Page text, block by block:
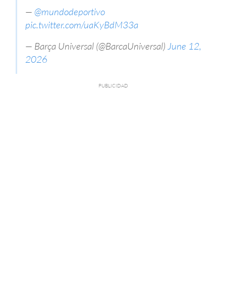
— @mundodeportivo
pic.twitter.com/uaKyBdM33a
— Barça Universal (@BarcaUniversal) June 12,
2026